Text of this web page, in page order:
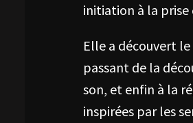
initiation à la
Elle a découvert
passant de la
son, et enfin à la
inspirées par les